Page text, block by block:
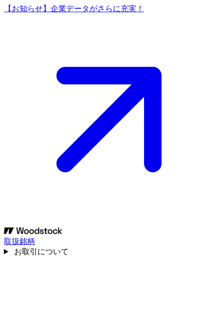
【お知らせ】企業データがさらに充実！
取扱銘柄
お取引について